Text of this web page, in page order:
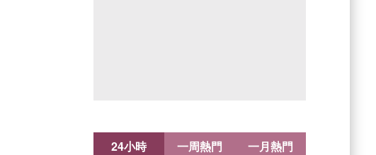
24小時 一周熱門 一月熱門